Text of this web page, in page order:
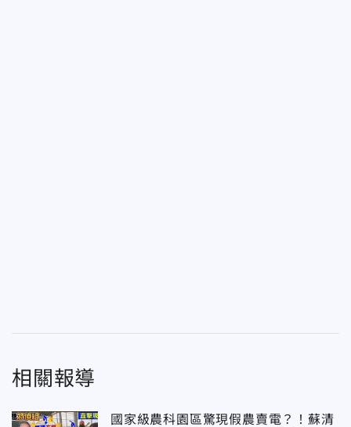
相關報導
國家級農科園區驚現假農賣電？！蘇清